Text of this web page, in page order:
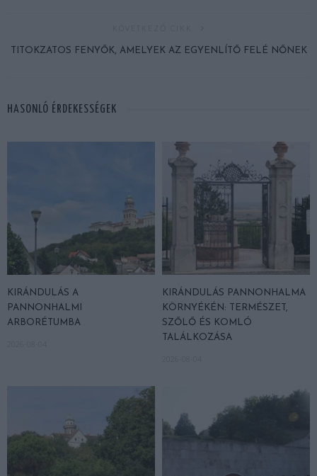
TITOKZATOS FENYŐK, AMELYEK AZ EGYENLÍTŐ FELÉ NŐNEK
HASONLÓ ÉRDEKESSÉGEK
KIRÁNDULÁS A
PANNONHALMI
ARBORÉTUMBA
KIRÁNDULÁS PANNONHALMA
KÖRNYÉKÉN: TERMÉSZET,
SZŐLŐ ÉS KOMLÓ
TALÁLKOZÁSA